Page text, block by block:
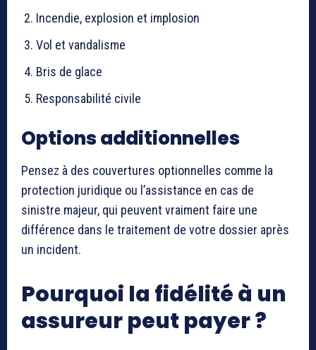
Incendie, explosion et implosion
Vol et vandalisme
Bris de glace
Responsabilité civile
Options additionnelles
Pensez à des couvertures optionnelles comme la
protection juridique ou l’assistance en cas de
sinistre majeur, qui peuvent vraiment faire une
différence dans le traitement de votre dossier après
un incident.
Pourquoi la fidélité à un
assureur peut payer ?